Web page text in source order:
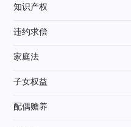
知识产权
违约求偿
家庭法
子女权益
配偶赡养